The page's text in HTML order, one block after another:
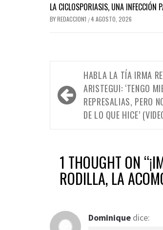
LA CICLOSPORIASIS, UNA INFECCIÓN
BYREDACCION1 /4 AGOSTO, 2026
Navegación
de
entradas
HABLA LA TÍA IRMA
ARISTEGUI: ‘TENGO
REPRESALIAS, PERO
DE LO QUE HICE’
1 THOUGHT ON “
RODILLA, LA
Dominique dice: